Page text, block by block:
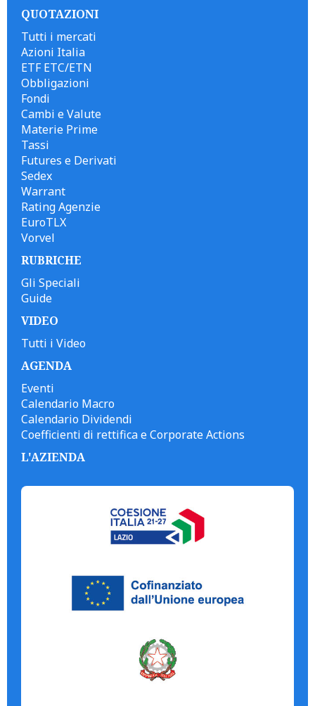
QUOTAZIONI
Tutti i mercati
Azioni Italia
ETF ETC/ETN
Obbligazioni
Fondi
Cambi e Valute
Materie Prime
Tassi
Futures e Derivati
Sedex
Warrant
Rating Agenzie
EuroTLX
Vorvel
RUBRICHE
Gli Speciali
Guide
VIDEO
Tutti i Video
AGENDA
Eventi
Calendario Macro
Calendario Dividendi
Coefficienti di rettifica e Corporate Actions
L'AZIENDA